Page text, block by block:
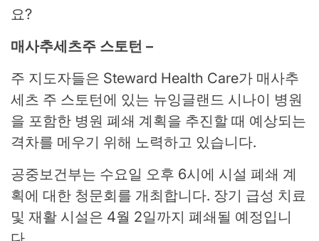
요?
매사추세츠주 스토턴 –
주 지도자들은 Steward Health Care가 매사추
세츠 주 스토턴에 있는 뉴잉글랜드 시나이 병원
을 포함한 병원 폐쇄 계획을 추진할 때 예상되는
격차를 메우기 위해 노력하고 있습니다.
공중보건부는 수요일 오후 6시에 시설 폐쇄 계
획에 대한 청문회를 개최합니다. 장기 급성 치료
및 재활 시설은 4월 2일까지 폐쇄될 예정입니